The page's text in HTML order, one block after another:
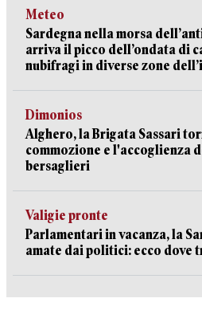
Meteo
Sardegna nella morsa
arriva il picco dell’ondata di
nubifragi in diverse zone
Dimonios
Alghero, la Brigata Sassari
commozione e l'accoglienza
bersaglieri
Valigie pronte
Parlamentari in vacanza, la
amate dai politici: ecco dove